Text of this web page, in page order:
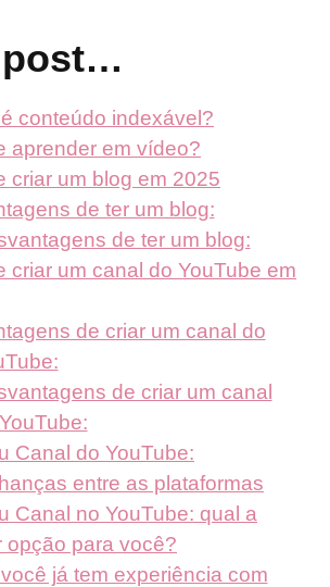
post…
conteúdo indexável?
aprender em vídeo?
criar um blog em 2025
de ter um blog:
de ter um blog:
criar um canal do YouTube em
de criar um canal do
de criar um canal
Canal do YouTube:
entre as plataformas
Canal no YouTube: qual a
opção para você?
já tem experiência com